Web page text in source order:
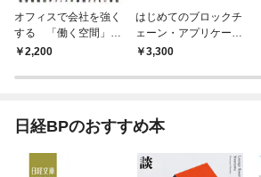
オフィスで会社を強く
する 「働く空間」が
変わると「働く人」も
2,200
はじめてのブロックチ
ェーン・アプリケーシ
ョン Ethereumによる
開発入門
3,300
日経BPのおすすめ本